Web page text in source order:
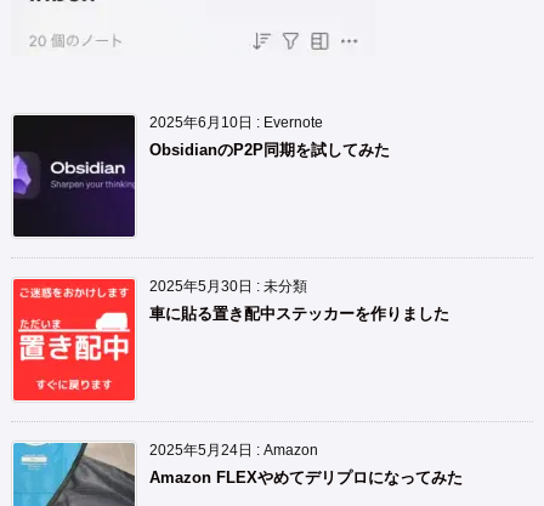
2025年6月10日 : Evernote
ObsidianのP2P同期を試してみた
2025年5月30日 : 未分類
車に貼る置き配中ステッカーを作りました
2025年5月24日 : Amazon
Amazon FLEXやめてデリプロになってみた